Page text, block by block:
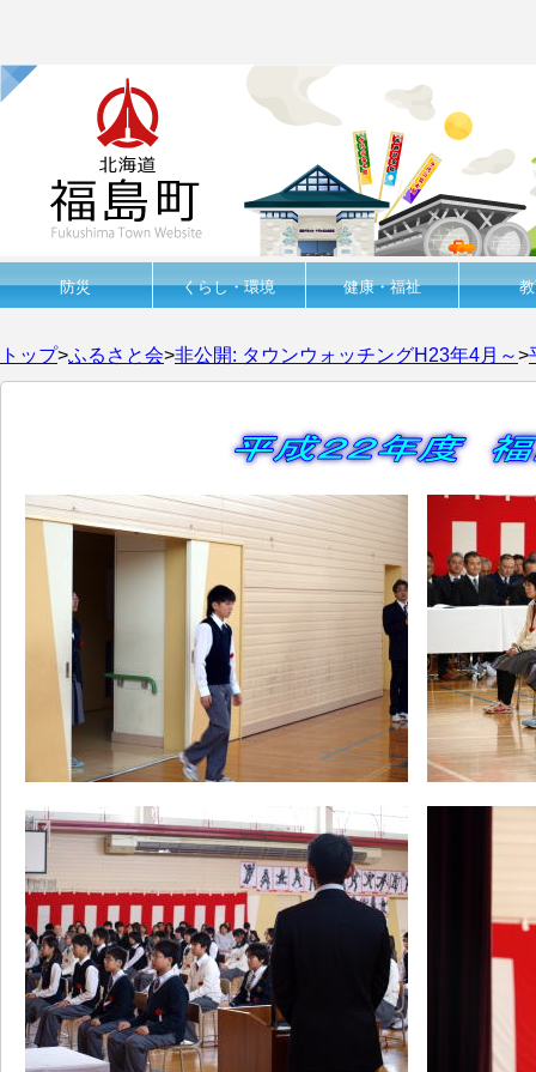
防災 くらし・環境 健康・福祉
トップ>ふるさと会>非公開: タウンウォッチングH23年4月～>